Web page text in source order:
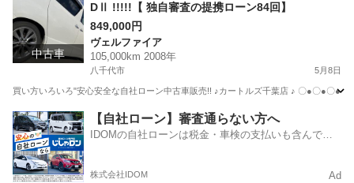
中古車
DⅡ !!!!!【 独自審査の提携ローン84回】
849,000円
ヴェルファイア
105,000km 2008年
八千代市 5月8日
買い方いろいろ"安心安全な自社ローン中古車販売!! ♪カートルズ千葉店 ♪ 〇●〇●〇
千葉 八千代市 ヴェルファイア カートルズ
【自社ローン】審査通らない方へ
IDOMの自社ローンは税金・車検の支払いも含んでい
株式会社IDOM Ad